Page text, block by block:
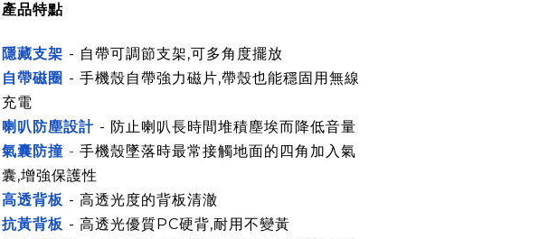
產品特點
隱藏支架 - 自帶可調節支架,可多角度擺放
自帶磁圈 - 手機殼自帶強力磁片,帶殼也能穩固用無線
充電
喇叭防塵設計 - 防止喇叭長時間堆積塵埃而降低音量
氣囊防撞 - 手機殼墜落時最常接觸地面的四角加入氣
囊,增強保護性
高透背板 - 高透光度的背板清澈
抗黃背板 - 高透光優質PC硬背,耐用不變黃